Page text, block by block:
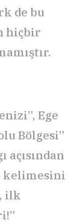
de bu
hiçbir
Ege
Bölgesi”
kelimesini
ilk